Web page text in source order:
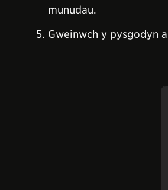
munudau.
Gweinwch y pysgodyn